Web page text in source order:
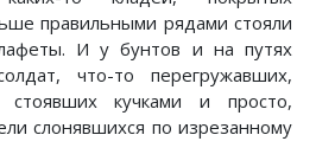
правильными рядами стояли
И у бунтов и на путях
что-то перегружавших,
стоявших кучками и просто,
слонявшихся по изрезанному